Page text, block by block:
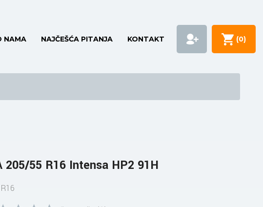
NAMA NAJČEŠĆA PITANJA KONTAKT (0)
205/55 R16 Intensa HP2 91H